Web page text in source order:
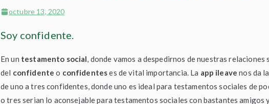
octubre 13, 2020
Soy confidente.
En un testamento social, donde vamos a despedirnos de nuestras relaciones
del confidente o confidenteses de vital importancia. La app ileave nos da
de uno a tres confidentes, donde uno es ideal para testamentos sociales de
o tres serian lo aconsejable para testamentos sociales con bastantes amigos